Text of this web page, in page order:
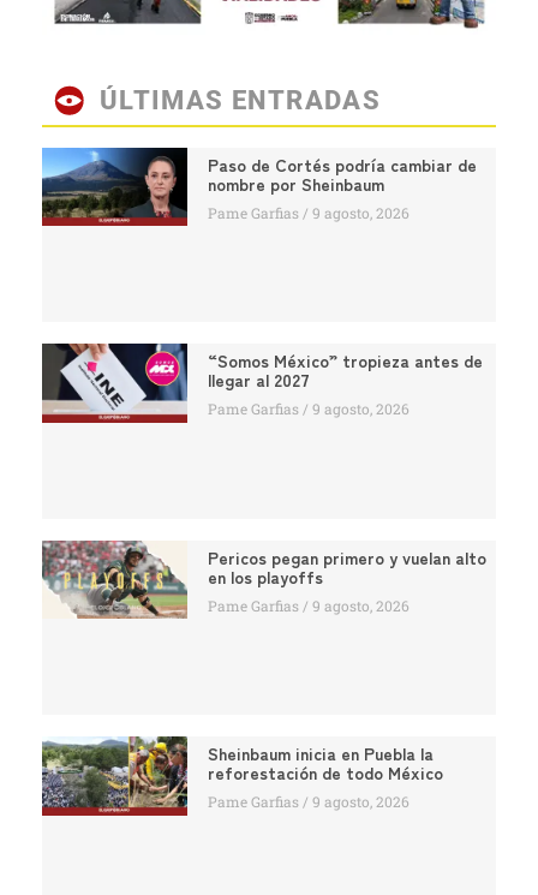
ÚLTIMAS ENTRADAS
Paso de Cortés podría cambiar de
nombre por Sheinbaum
Pame Garfias 9 agosto, 2026
“Somos México” tropieza antes de
llegar al 2027
Pame Garfias 9 agosto, 2026
Pericos pegan primero y vuelan alto
en los playoffs
Pame Garfias 9 agosto, 2026
Sheinbaum inicia en Puebla la
reforestación de todo México
Pame Garfias 9 agosto, 2026